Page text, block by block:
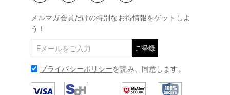
メルマガ会員だけの特別なお得情報をゲットしよ
う！
ご登録
プライバシーポリシーを読み、同意します。